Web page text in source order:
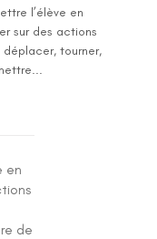
l’élève en
sur des actions
tourner,
en
de